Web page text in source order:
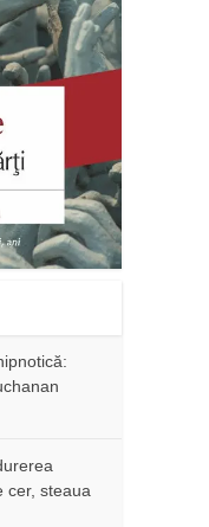
cer, steaua